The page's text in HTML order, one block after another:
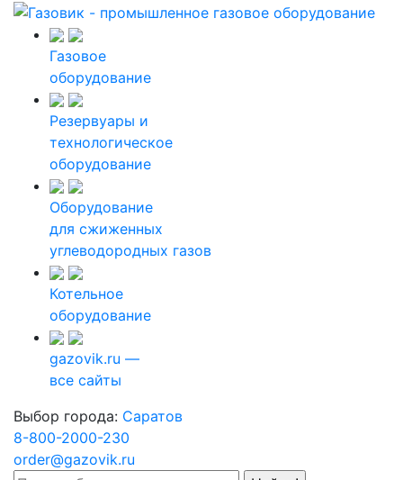
Газовое
оборудование
Резервуары и
технологическое
оборудование
Оборудование
для сжиженных
углеводородных газов
Котельное
оборудование
gazovik.ru —
все сайты
Выбор города: Саратов
8-800-2000-230
order@gazovik.ru